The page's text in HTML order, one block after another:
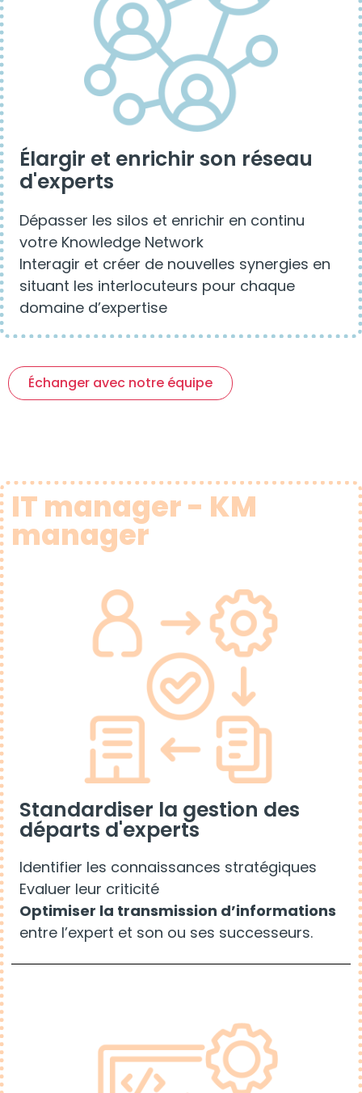
Élargir et enrichir son réseau
d'experts
Dépasser les silos et enrichir en continu
votre Knowledge Network
Interagir et créer de nouvelles synergies en
situant les interlocuteurs pour chaque
domaine d’expertise
Échanger avec notre équipe
IT manager - KM
manager
Standardiser la gestion des
départs d'experts
Identifier les connaissances stratégiques
Evaluer leur criticité
Optimiser la transmission d’informations
entre l’expert et son ou ses successeurs.